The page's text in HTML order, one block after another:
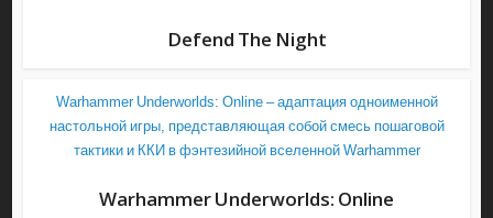
Defend The Night
Warhammer Underworlds: Online – адаптация одноименной
настольной игры, представляющая собой смесь пошаговой
тактики и ККИ в фэнтезийной вселенной Warhammer
Warhammer Underworlds: Online